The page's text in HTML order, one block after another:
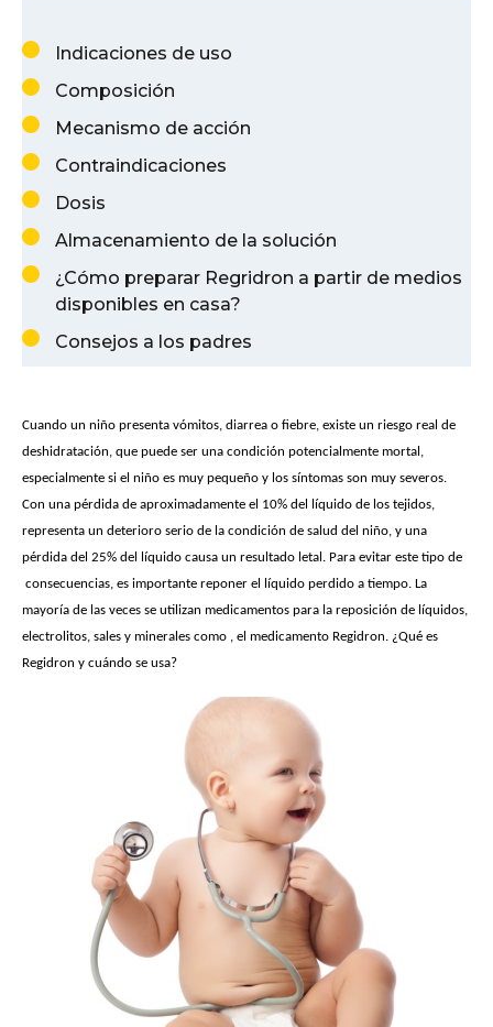
Indicaciones de uso
Composición
Mecanismo de acción
Contraindicaciones
Dosis
Almacenamiento de la solución
¿Cómo preparar Regridron a partir de medios
disponibles en casa?
Consejos a los padres
Cuando un niño presenta vómitos, diarrea o fiebre, existe un riesgo real de
deshidratación, que puede ser una condición potencialmente mortal,
especialmente si el niño es muy pequeño y los síntomas son muy severos.
Con una pérdida de aproximadamente el 10% del líquido de los tejidos,
representa un deterioro serio de la condición de salud del niño, y una
pérdida del 25% del líquido causa un resultado letal. Para evitar este tipo de
consecuencias, es importante reponer el líquido perdido a tiempo. La
mayoría de las veces se utilizan medicamentos para la reposición de líquidos,
electrolitos, sales y minerales como , el medicamento Regidron. ¿Qué es
Regidron y cuándo se usa?